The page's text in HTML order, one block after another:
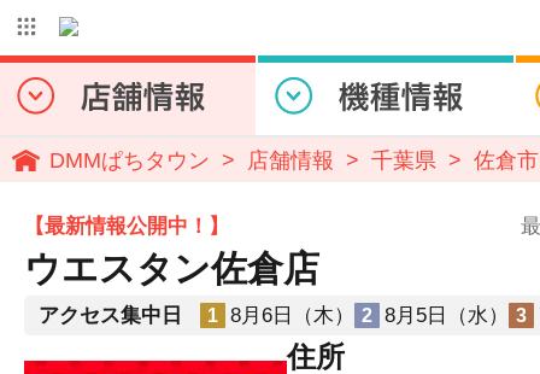
DMMぱちタウン 店舗情報 千葉県 佐倉市
【最新情報公開中！】
ウエスタン佐倉店
アクセス集中日 1 8月6日（木） 2 8月5日（水） 3
住所